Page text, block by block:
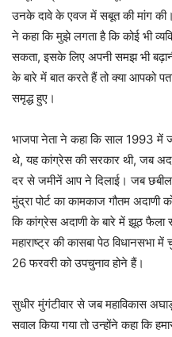
उनके दावे के एवज में सबूत की मांग की।
ने कहा कि मुझे लगता है कि कोई भी
सकता, इसके लिए अपनी समझ भी
के बारे में बात करते हैं तो क्या आपको
समृद्ध हुए।
भाजपा नेता ने कहा कि साल 1993 में
थे, यह कांग्रेस की सरकार थी, जब
दर से जमीनें आप ने दिलाई। जब
मुंद्रा पोर्ट का कामकाज गौतम अदाणी
कि कांग्रेस अदाणी के बारे में झूठ फैला
महाराष्ट्र की कासबा पेठ विधानसभा
26 फरवरी को उपचुनाव होने हैं।
सुधीर मुंगंटीवार से जब महाविकास
सवाल किया गया तो उन्होंने कहा कि